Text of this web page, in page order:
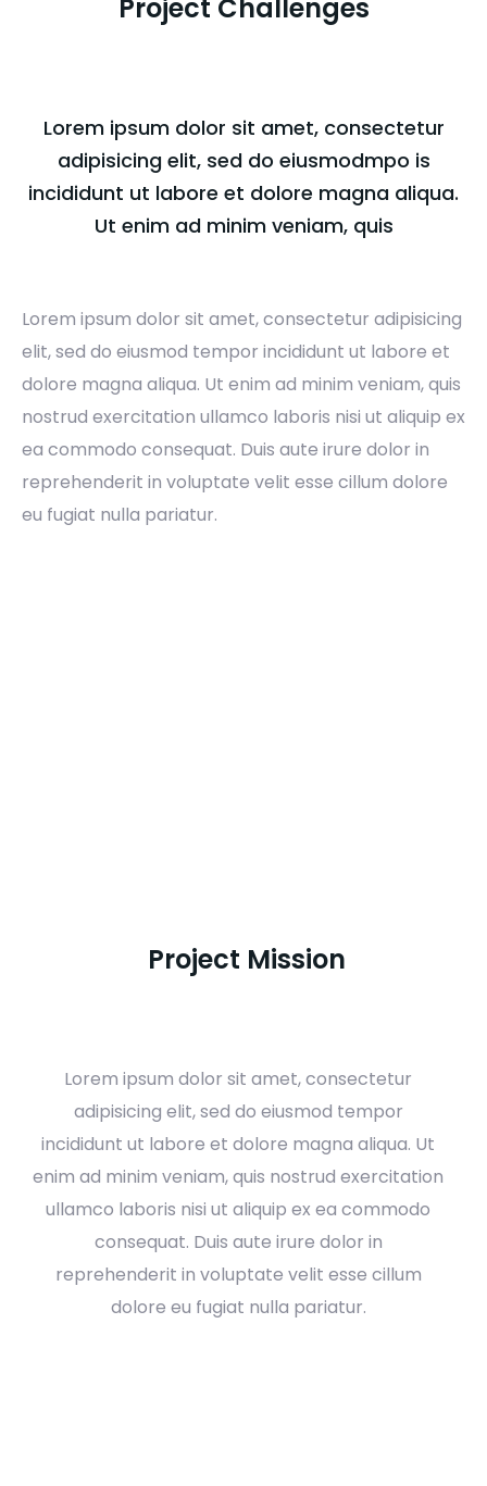
Project Challenges
Lorem ipsum dolor sit amet, consectetur
adipisicing elit, sed do eiusmodmpo is
incididunt ut labore et dolore magna aliqua.
Ut enim ad minim veniam, quis
Lorem ipsum dolor sit amet, consectetur adipisicing
elit, sed do eiusmod tempor incididunt ut labore et
dolore magna aliqua. Ut enim ad minim veniam, quis
nostrud exercitation ullamco laboris nisi ut aliquip ex
ea commodo consequat. Duis aute irure dolor in
reprehenderit in voluptate velit esse cillum dolore
eu fugiat nulla pariatur.
Project Mission
Lorem ipsum dolor sit amet, consectetur
adipisicing elit, sed do eiusmod tempor
incididunt ut labore et dolore magna aliqua. Ut
enim ad minim veniam, quis nostrud exercitation
ullamco laboris nisi ut aliquip ex ea commodo
consequat. Duis aute irure dolor in
reprehenderit in voluptate velit esse cillum
dolore eu fugiat nulla pariatur.